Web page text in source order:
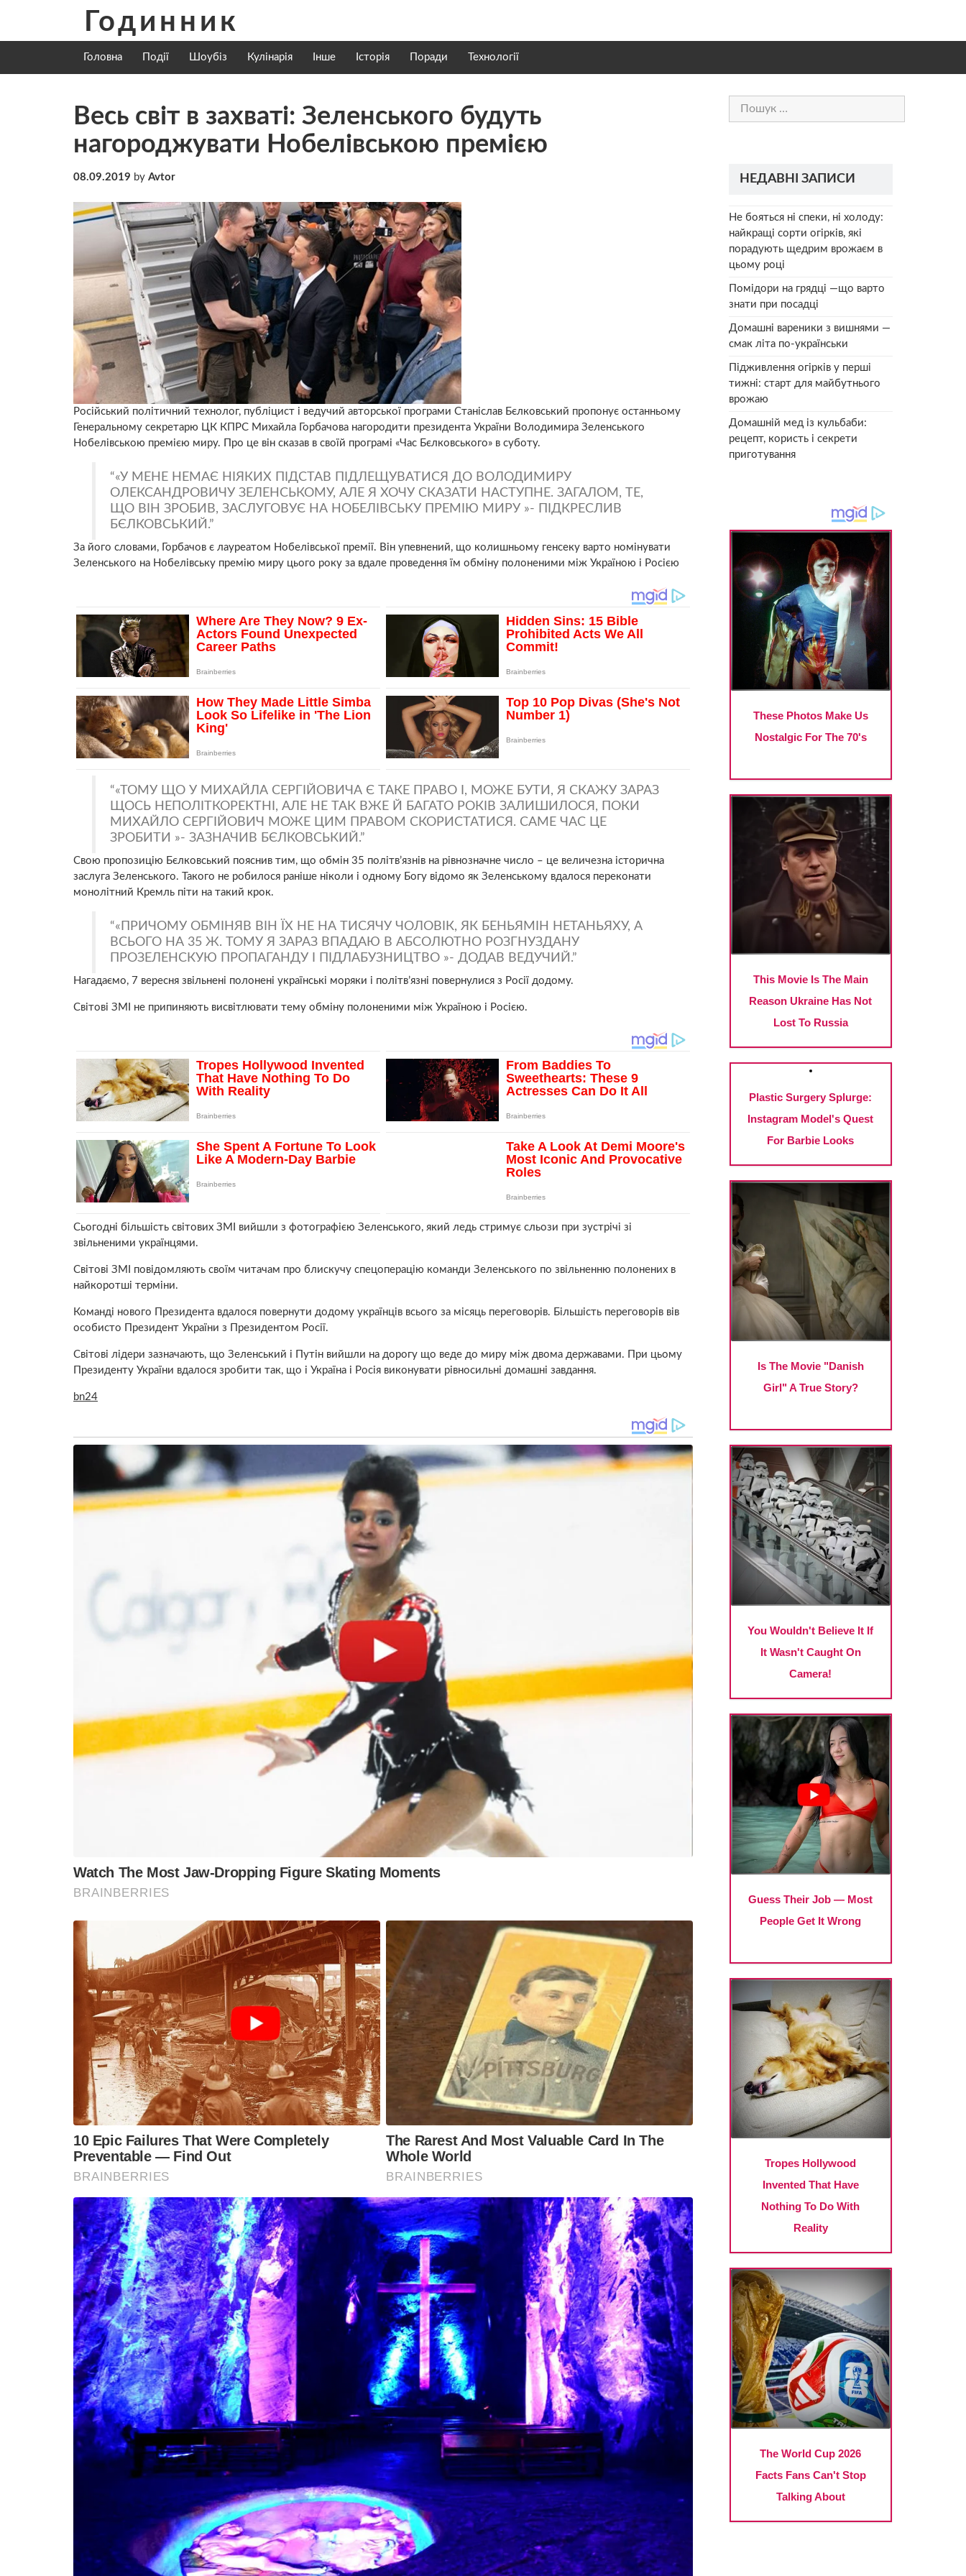
content
Годинник
Головна Події Шоубіз Кулінарія Інше Історія Поради Технології
Весь світ в захваті: Зеленського будуть
нагороджувати Нобелівською премією
08.09.2019 by Avtor
Російський політичний технолог, публіцист і ведучий авторської програми Станіслав Бєлковський пропонує останньому
Генеральному секретарю ЦК КПРС Михайла Горбачова нагородити президента України Володимира Зеленського
Нобелівською премією миру. Про це він сказав в своїй програмі «Час Бєлковського» в суботу.
«У МЕНЕ НЕМАЄ НІЯКИХ ПІДСТАВ ПІДЛЕЩУВАТИСЯ ДО ВОЛОДИМИРУ
ОЛЕКСАНДРОВИЧУ ЗЕЛЕНСЬКОМУ, АЛЕ Я ХОЧУ СКАЗАТИ НАСТУПНЕ. ЗАГАЛОМ, ТЕ,
ЩО ВІН ЗРОБИВ, ЗАСЛУГОВУЄ НА НОБЕЛІВСЬКУ ПРЕМІЮ МИРУ »- ПІДКРЕСЛИВ
БЄЛКОВСЬКИЙ.
За його словами, Горбачов є лауреатом Нобелівської премії. Він упевнений, що колишньому генсеку варто номінувати
Зеленського на Нобелівську премію миру цього року за вдале проведення їм обміну полоненими між Україною і Росією
«ТОМУ ЩО У МИХАЙЛА СЕРГІЙОВИЧА Є ТАКЕ ПРАВО І, МОЖЕ БУТИ, Я СКАЖУ ЗАРАЗ
ЩОСЬ НЕПОЛІТКОРЕКТНІ, АЛЕ НЕ ТАК ВЖЕ Й БАГАТО РОКІВ ЗАЛИШИЛОСЯ, ПОКИ
МИХАЙЛО СЕРГІЙОВИЧ МОЖЕ ЦИМ ПРАВОМ СКОРИСТАТИСЯ. САМЕ ЧАС ЦЕ
ЗРОБИТИ »- ЗАЗНАЧИВ БЄЛКОВСЬКИЙ.
Свою пропозицію Бєлковський пояснив тим, що обмін 35 політв’язнів на рівнозначне число – це величезна історична
заслуга Зеленського. Такого не робилося раніше ніколи і одному Богу відомо як Зеленському вдалося переконати
монолітний Кремль піти на такий крок.
«ПРИЧОМУ ОБМІНЯВ ВІН ЇХ НЕ НА ТИСЯЧУ ЧОЛОВІК, ЯК БЕНЬЯМІН НЕТАНЬЯХУ, А
ВСЬОГО НА 35 Ж. ТОМУ Я ЗАРАЗ ВПАДАЮ В АБСОЛЮТНО РОЗГНУЗДАНУ
ПРОЗЕЛЕНСКУЮ ПРОПАГАНДУ І ПІДЛАБУЗНИЦТВО »- ДОДАВ ВЕДУЧИЙ.
Нагадаємо, 7 вересня звільнені полонені українські моряки і політв’язні повернулися з Росії додому.
Світові ЗМІ не припиняють висвітлювати тему обміну полоненими між Україною і Росією.
Сьогодні більшість світових ЗМІ вийшли з фотографією Зеленського, який ледь стримує сльози при зустрічі зі
звільненими українцями.
Світові ЗМІ повідомляють своїм читачам про блискучу спецоперацію команди Зеленського по звільненню полонених в
найкоротші терміни.
Команді нового Президента вдалося повернути додому українців всього за місяць переговорів. Більшість переговорів вів
особисто Президент України з Президентом Росії.
Світові лідери зазначають, що Зеленський і Путін вийшли на дорогу що веде до миру між двома державами. При цьому
Президенту України вдалося зробити так, що і Україна і Росія виконувати рівносильні домашні завдання.
bn24
Пошук:
НЕДАВНІ ЗАПИСИ
Не бояться ні спеки, ні холоду:
найкращі сорти огірків, які
порадують щедрим врожаєм в
цьому році
Помідори на грядці —що варто
знати при посадці
Домашні вареники з вишнями —
смак літа по-українськи
Підживлення огірків у перші
тижні: старт для майбутнього
врожаю
Домашній мед із кульбаби:
рецепт, користь і секрети
приготування